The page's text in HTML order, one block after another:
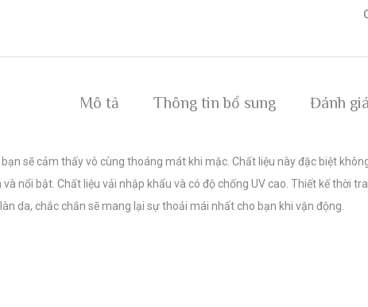
Mô tả Thông tin bổ sung Đánh
sẽ cảm thấy vô cùng thoáng mát khi mặc. Chất liệu này đặc biệt
nổi bật. Chất liệu vải nhập khẩu và có độ chống UV cao. Thiết kế thời
da, chắc chắn sẽ mang lại sự thoải mái nhất cho bạn khi vận động.